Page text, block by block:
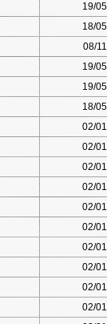
19/
18/
08/
19/
19/
18/
02/
02/
02/
02/
02/
02/
02/
02/
02/
02/